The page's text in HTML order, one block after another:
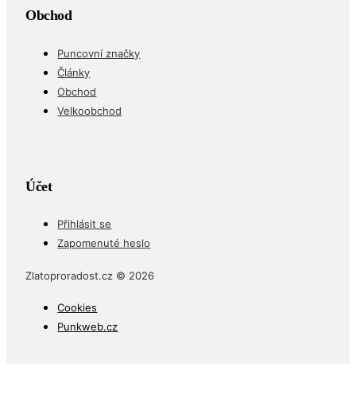
Obchod
Puncovní značky
Články
Obchod
Velkoobchod
Účet
Přihlásit se
Zapomenuté heslo
Zlatoproradost.cz © 2026
Cookies
Punkweb.cz